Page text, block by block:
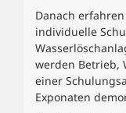
Danach
individuelle
werden Betrieb,
einer
Exponaten